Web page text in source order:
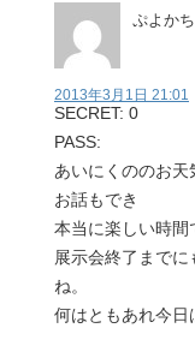
ぷよか
2013年3月1日 21:01
SECRET: 0
PASS:
あいにくののお天
お話もでき
本当に楽しい時間
展示会終了まで
ね。
何はともあれ今日